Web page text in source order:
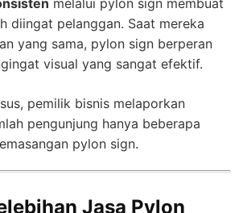
melalui pylon sign membuat
diingat pelanggan. Saat mereka
yang sama, pylon sign berperan
visual yang sangat efektif.
pemilik bisnis melaporkan
pengunjung hanya beberapa
pylon sign.
Jasa Pylon